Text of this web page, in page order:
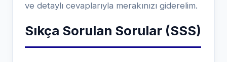
ve detaylı cevaplarıyla merakınızı giderelim.
Sıkça Sorulan Sorular (SSS)